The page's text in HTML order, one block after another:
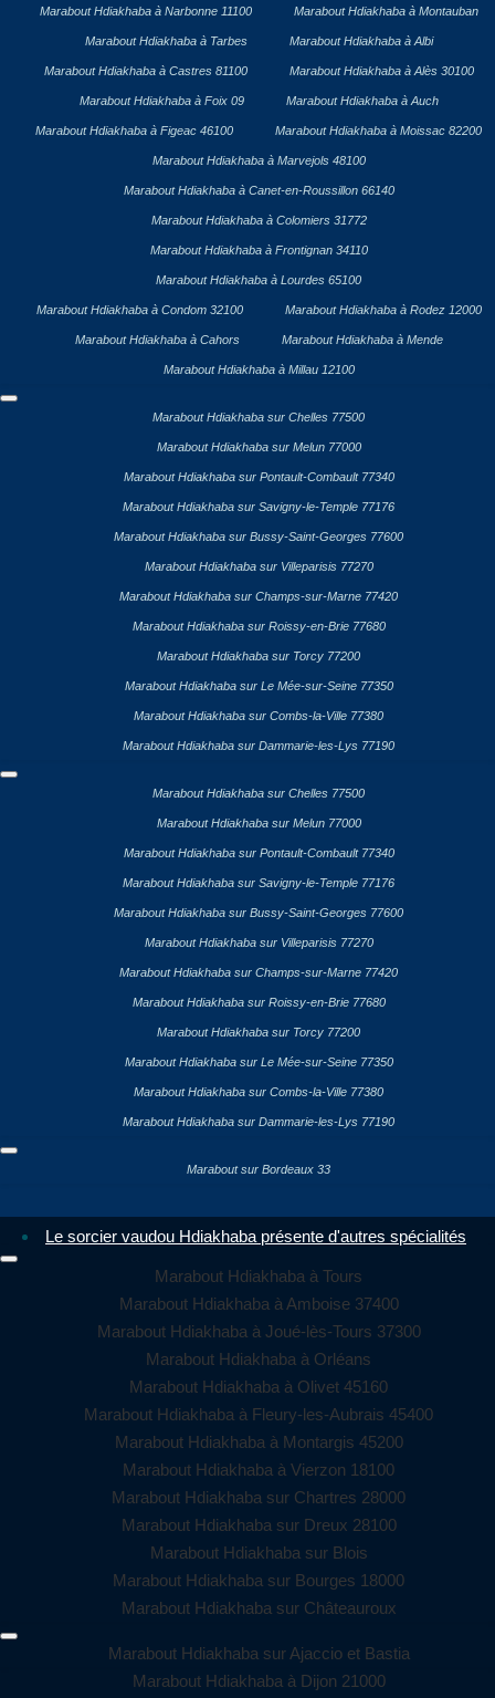
Marabout Hdiakhaba à Narbonne 11100 Marabout Hdiakhaba à Montauban
Marabout Hdiakhaba à Tarbes Marabout Hdiakhaba à Albi
Marabout Hdiakhaba à Castres 81100 Marabout Hdiakhaba à Alès 30100
Marabout Hdiakhaba à Foix 09 Marabout Hdiakhaba à Auch
Marabout Hdiakhaba à Figeac 46100 Marabout Hdiakhaba à Moissac 82200
Marabout Hdiakhaba à Marvejols 48100
Marabout Hdiakhaba à Canet-en-Roussillon 66140
Marabout Hdiakhaba à Colomiers 31772
Marabout Hdiakhaba à Frontignan 34110
Marabout Hdiakhaba à Lourdes 65100
Marabout Hdiakhaba à Condom 32100 Marabout Hdiakhaba à Rodez 12000
Marabout Hdiakhaba à Cahors Marabout Hdiakhaba à Mende
Marabout Hdiakhaba à Millau 12100
Marabout Hdiakhaba sur Chelles 77500
Marabout Hdiakhaba sur Melun 77000
Marabout Hdiakhaba sur Pontault-Combault 77340
Marabout Hdiakhaba sur Savigny-le-Temple 77176
Marabout Hdiakhaba sur Bussy-Saint-Georges 77600
Marabout Hdiakhaba sur Villeparisis 77270
Marabout Hdiakhaba sur Champs-sur-Marne 77420
Marabout Hdiakhaba sur Roissy-en-Brie 77680
Marabout Hdiakhaba sur Torcy 77200
Marabout Hdiakhaba sur Le Mée-sur-Seine 77350
Marabout Hdiakhaba sur Combs-la-Ville 77380
Marabout Hdiakhaba sur Dammarie-les-Lys 77190
Marabout Hdiakhaba sur Chelles 77500
Marabout Hdiakhaba sur Melun 77000
Marabout Hdiakhaba sur Pontault-Combault 77340
Marabout Hdiakhaba sur Savigny-le-Temple 77176
Marabout Hdiakhaba sur Bussy-Saint-Georges 77600
Marabout Hdiakhaba sur Villeparisis 77270
Marabout Hdiakhaba sur Champs-sur-Marne 77420
Marabout Hdiakhaba sur Roissy-en-Brie 77680
Marabout Hdiakhaba sur Torcy 77200
Marabout Hdiakhaba sur Le Mée-sur-Seine 77350
Marabout Hdiakhaba sur Combs-la-Ville 77380
Marabout Hdiakhaba sur Dammarie-les-Lys 77190
Marabout sur Bordeaux 33
Le sorcier vaudou Hdiakhaba présente d'autres spécialités
Marabout Hdiakhaba à Tours
Marabout Hdiakhaba à Amboise 37400
Marabout Hdiakhaba à Joué-lès-Tours 37300
Marabout Hdiakhaba à Orléans
Marabout Hdiakhaba à Olivet 45160
Marabout Hdiakhaba à Fleury-les-Aubrais 45400
Marabout Hdiakhaba à Montargis 45200
Marabout Hdiakhaba à Vierzon 18100
Marabout Hdiakhaba sur Chartres 28000
Marabout Hdiakhaba sur Dreux 28100
Marabout Hdiakhaba sur Blois
Marabout Hdiakhaba sur Bourges 18000
Marabout Hdiakhaba sur Châteauroux
Marabout Hdiakhaba sur Ajaccio et Bastia
Marabout Hdiakhaba à Dijon 21000